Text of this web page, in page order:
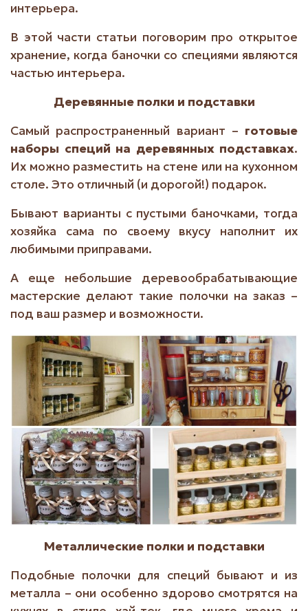
интерьера.
В этой части статьи поговорим про открытое
хранение, когда баночки со специями являются
частью интерьера.
Деревянные полки и подставки
Самый распространенный вариант – готовые
наборы специй на деревянных подставках.
Их можно разместить на стене или на кухонном
столе. Это отличный (и дорогой!) подарок.
Бывают варианты с пустыми баночками, тогда
хозяйка сама по своему вкусу наполнит их
любимыми приправами.
А еще небольшие деревообрабатывающие
мастерские делают такие полочки на заказ –
под ваш размер и возможности.
Металлические полки и подставки
Подобные полочки для специй бывают и из
металла – они особенно здорово смотрятся на